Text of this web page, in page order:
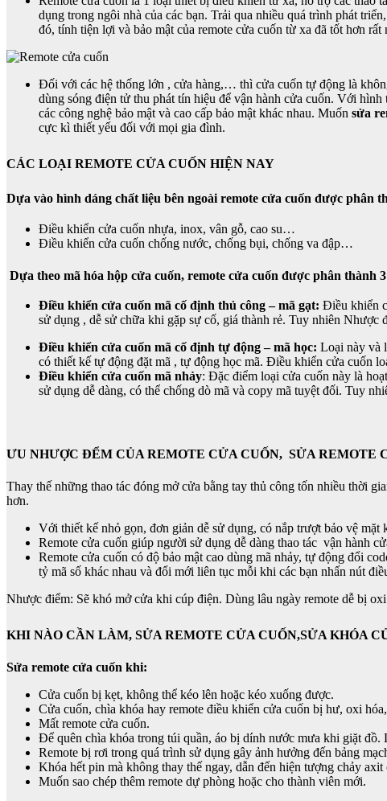
dụng trong ngôi nhà của các bạn. Trải qua nhiều quá trình phát triển,
đó, tính tiện lợi và bảo mật của remote cửa cuốn từ xa đã tốt hơn rất
Đối với các hệ thống lớn , cửa hàng,… thì cửa cuốn tự động là
dùng sóng điện tử thu phát tín hiệu để vận hành cửa cuốn. Với
các công nghệ bảo mật và cao cấp bảo mật khác nhau. Muốn sửa
cực kì thiết yếu đối với mọi gia đình.
CÁC LOẠI REMOTE CỬA CUỐN HIỆN NAY
Dựa vào hình dáng chất liệu bên ngoài remote cửa cuốn được phân
Điều khiển cửa cuốn nhựa, inox, vân gỗ, cao su…
Điều khiển cửa cuốn chống nước, chống bụi, chống va đập…
Dựa theo mã hóa hộp cửa cuốn, remote cửa cuốn được phân thành
Điều khiển cửa cuốn mã cố định thủ công – mã gạt: Điều khiển
sử dụng , dễ sử chữa khi gặp sự cố, giá thành rẻ. Tuy nhiên Nhược
Điều khiển cửa cuốn mã cố định tự động – mã học: Loại này và
có thiết kế tự động đặt mã , tự động học mã. Điều khiển cửa cuốn
Điều khiển cửa cuốn mã nhảy: Đặc điểm loại cửa cuốn này là
sử dụng dễ dàng, có thể chống dò mã và copy mã tuyệt đối. Tuy
ƯU NHƯỢC ĐỂM CỦA REMOTE CỬA CUỐN, SỬA REMOTE
Thay thế những thao tác đóng mở cửa bằng tay thủ công tốn nhiều thời
hơn.
Với thiết kế nhỏ gọn, đơn giản dễ sử dụng, có nắp trượt bảo vệ
Remote cửa cuốn giúp người sử dụng dễ dàng thao tác vận hành
Remote cửa cuốn có độ bảo mật cao dùng mã nhảy, tự động đổi
tỷ mã số khác nhau và đổi mới liên tục mỗi khi các bạn nhấn nút
Nhược điểm: Sẽ khó mở cửa khi cúp điện. Dùng lâu ngày remote dễ bị
KHI NÀO CẦN LÀM, SỬA REMOTE CỬA CUỐN,SỬA KHÓA
Sửa remote cửa cuốn khi:
Cửa cuốn bị kẹt, không thể kéo lên hoặc kéo xuống được.
Cửa cuốn, chìa khóa hay remote điều khiển cửa cuốn bị hư, oxi
Mất remote cửa cuốn.
Để quên chìa khóa trong túi quần, áo bị dính nước mưa khi giặt đồ.
Remote bị rơi trong quá trình sử dụng gây ảnh hưởng đến bảng
Khóa hết pin mà không thay thế ngay, dẫn đến hiện tượng chảy
Muốn sao chép thêm remote dự phòng hoặc cho thành viên mới.